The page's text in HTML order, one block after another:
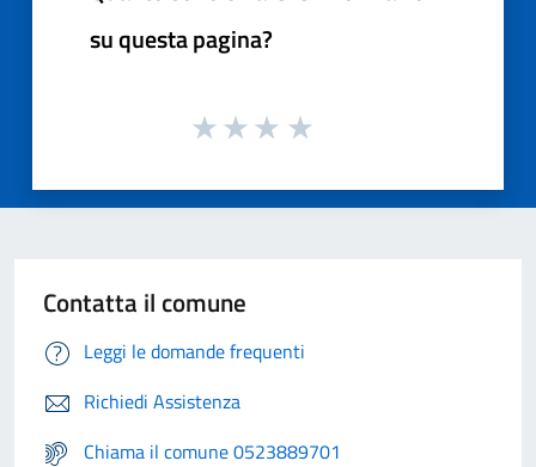
su questa pagina?
Contatta il comune
Leggi le domande frequenti
Richiedi Assistenza
Chiama il comune 0523889701